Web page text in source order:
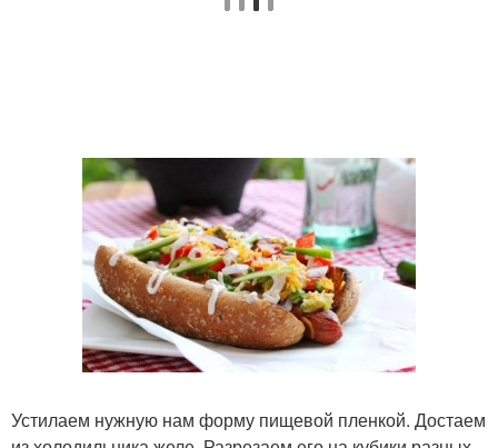
Устилаем нужную нам форму пищевой пленкой. Достаем